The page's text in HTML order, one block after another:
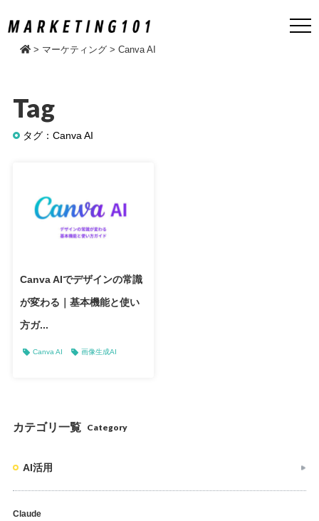
> マーケティング > Canva AI
Tag
タグ：Canva AI
Canva AIでデザインの常識
が変わる｜基本機能と使い
方ガ...
Canva AI 画像生成AI
カテゴリ一覧 Category
AI活用
Claude